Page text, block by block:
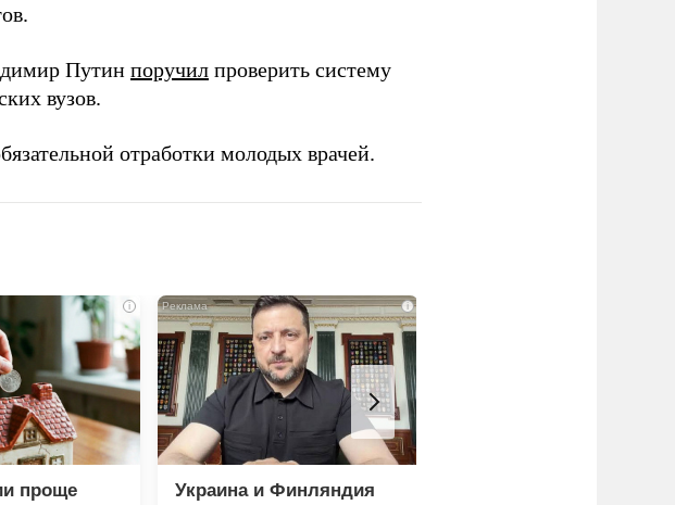
Путин поручил проверить систему
вузов.
отработки молодых врачей.
i
проще
i
Украина и Финляндия